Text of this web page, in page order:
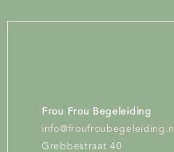
Frou Frou Begeleiding
info@froufroubegeleiding.nl
Grebbestraat 40